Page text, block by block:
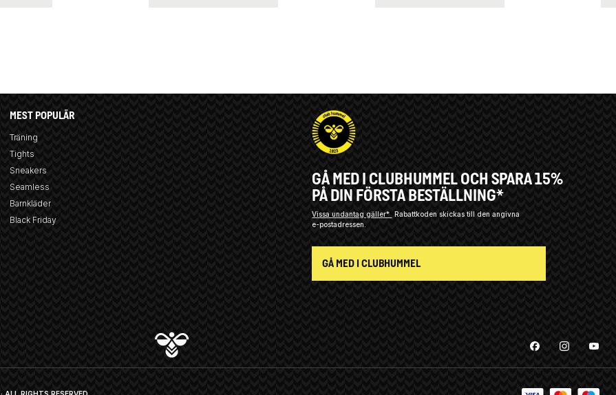
MEST POPULÄR
Träning
Tights
Sneakers
Seamless
Barnkläder
Black Friday
GÅ MED I CLUBHUMMEL OCH SPARA 15%
PÅ DIN FÖRSTA BESTÄLLNING*
Vissa undantag gäller*
Rabattkoden skickas till den angivna
e-postadressen.
GÅ MED I CLUBHUMMEL